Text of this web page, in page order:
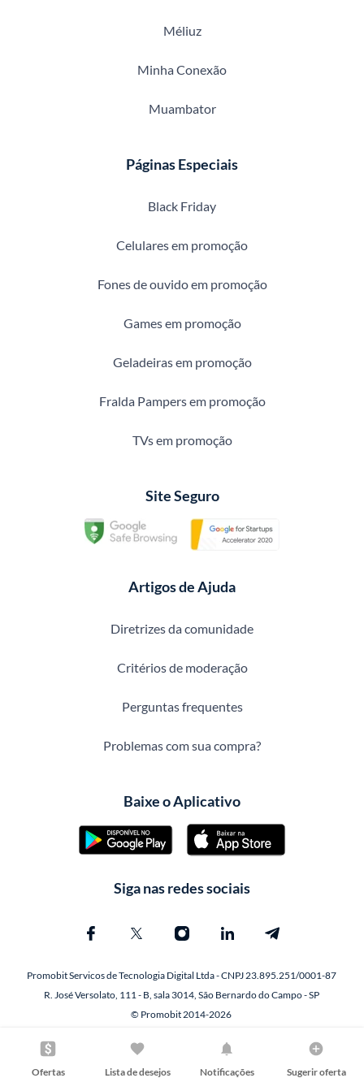
Ofertas Lista de desejos Notificações Sugerir oferta
Méliuz
Minha Conexão
Muambator
Páginas Especiais
Black Friday
Celulares em promoção
Fones de ouvido em promoção
Games em promoção
Geladeiras em promoção
Fralda Pampers em promoção
TVs em promoção
Site Seguro
Artigos de Ajuda
Diretrizes da comunidade
Critérios de moderação
Perguntas frequentes
Problemas com sua compra?
Baixe o Aplicativo
Siga nas redes sociais
Promobit Servicos de Tecnologia Digital Ltda - CNPJ 23.895.251/0001-87
R. José Versolato, 111 - B, sala 3014, São Bernardo do Campo - SP
© Promobit 2014-2026